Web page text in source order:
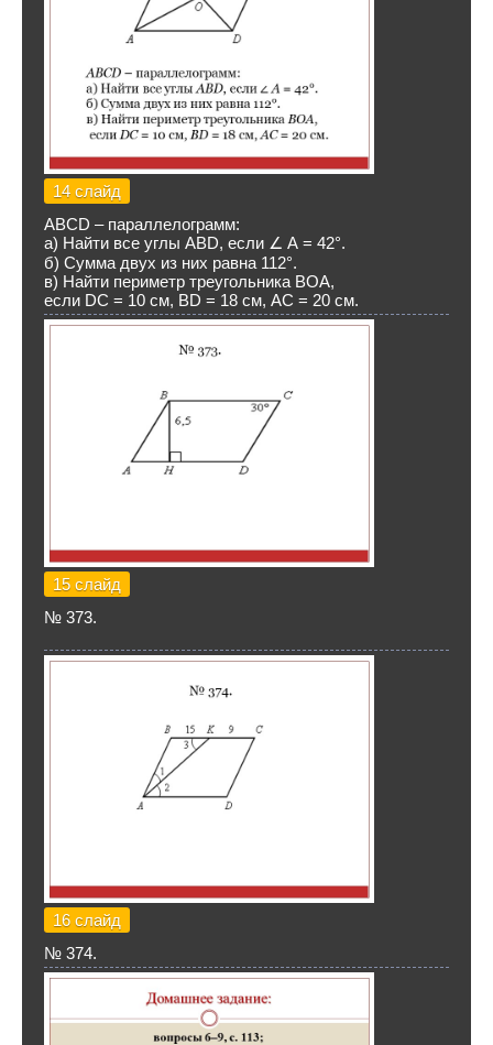
14 слайд
АВСD – параллелограмм:
а) Найти все углы АВD, если ∠ А = 42°.
б) Сумма двух из них равна 112°.
в) Найти периметр треугольника ВОА,
если DС = 10 см, ВD = 18 см, АС = 20 см.
15 слайд
№ 373.
16 слайд
№ 374.